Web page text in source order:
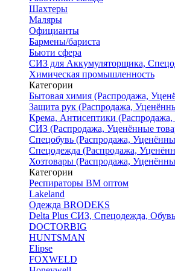
Шахтеры
Маляры
Официанты
Бармены/бариста
Бьюти сфера
СИЗ для Аккумуляторщика,
Химическая промышленность
Категории
Бытовая химия (Распродажа,
Защита рук (Распродажа,
Крема, Антисептики
СИЗ (Распродажа, Уценённые
Спецобувь (Распродажа,
Спецодежда (Распродажа,
Хозтовары (Распродажа,
Категории
Респираторы ВМ оптом
Lakeland
Одежда BRODEKS
Delta Plus СИЗ, Спецодежда, Обувь
DOCTORBIG
HUNTSMAN
Elipse
FOXWELD